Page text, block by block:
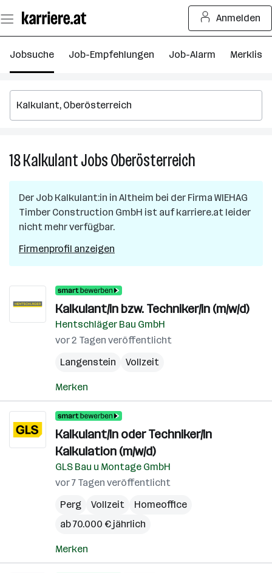
Seiteninhalt
springen
Anmelden
Jobsuche Job-Empfehlungen Job-Alarm Merkliste
18KalkulantJobsOberösterreich
in
Oberösterreich
Der Job Kalkulant:in in Altheim bei der Firma WIEHAG
Timber Construction GmbH ist auf karriere.at leider
nicht mehr verfügbar.
Firmenprofil anzeigen
Kalkulant/in bzw. Techniker/in (m/w/d)
Hentschläger Bau GmbH
vor 2 Tagen veröffentlicht
Langenstein
Vollzeit
Merken
Kalkulant/In oder Techniker/In
Kalkulation (m/w/d)
GLS Bau u Montage GmbH
vor 7 Tagen veröffentlicht
Perg
Vollzeit
Homeoffice
ab 70.000 € jährlich
Merken